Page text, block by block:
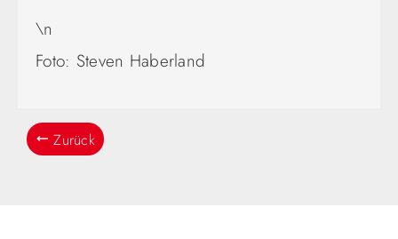
\n
Foto: Steven Haberland
Zurück